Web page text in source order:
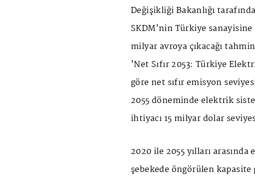
Değişikliği Bakanlığı
SKDM'nin Türkiye
milyar avroya çıkacağı
'Net Sıfır 2053: Türkiye
göre net sıfır emisyon
2055 döneminde elektrik
ihtiyacı 15 milyar dolar
2020 ile 2055 yılları
şebekede öngörülen